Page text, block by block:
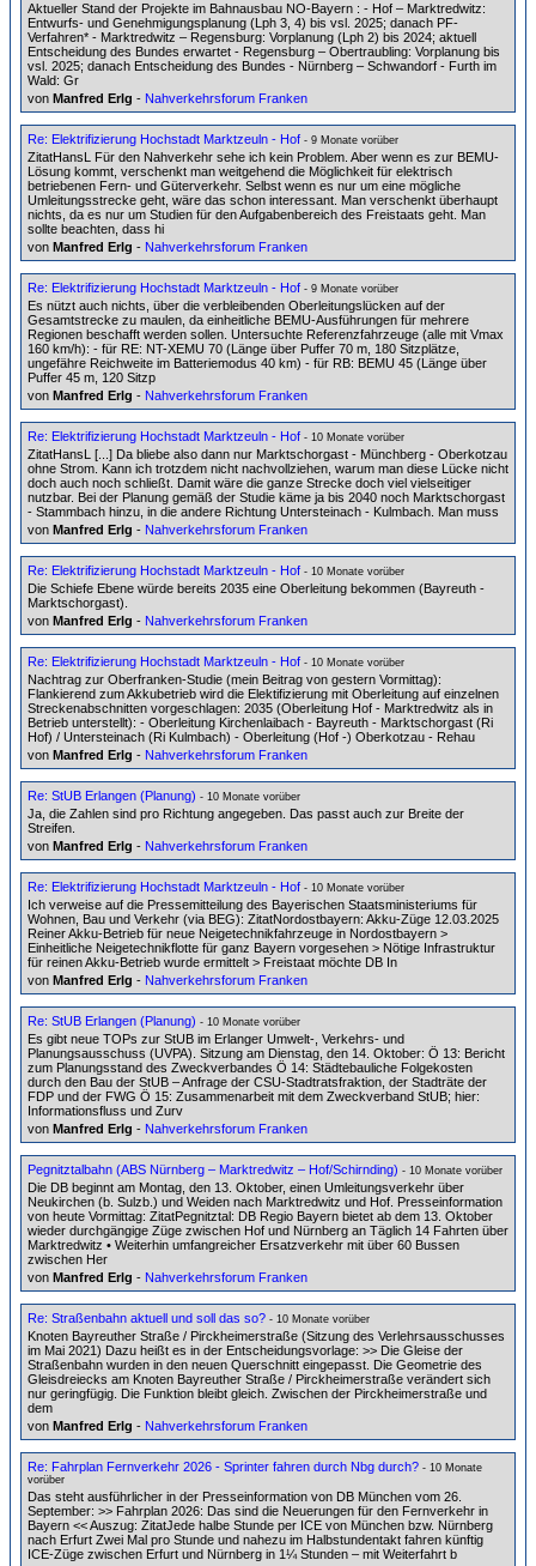
Aktueller Stand der Projekte im Bahnausbau NO-Bayern : - Hof – Marktredwitz:
Entwurfs- und Genehmigungsplanung (Lph 3, 4) bis vsl. 2025; danach PF-
Verfahren* - Marktredwitz – Regensburg: Vorplanung (Lph 2) bis 2024; aktuell
Entscheidung des Bundes erwartet - Regensburg – Obertraubling: Vorplanung bis
vsl. 2025; danach Entscheidung des Bundes - Nürnberg – Schwandorf - Furth im
Wald: Gr
von Manfred Erlg - Nahverkehrsforum Franken
Re: Elektrifizierung Hochstadt Marktzeuln - Hof - 9 Monate vorüber
ZitatHansL Für den Nahverkehr sehe ich kein Problem. Aber wenn es zur BEMU-
Lösung kommt, verschenkt man weitgehend die Möglichkeit für elektrisch
betriebenen Fern- und Güterverkehr. Selbst wenn es nur um eine mögliche
Umleitungsstrecke geht, wäre das schon interessant. Man verschenkt überhaupt
nichts, da es nur um Studien für den Aufgabenbereich des Freistaats geht. Man
sollte beachten, dass hi
von Manfred Erlg - Nahverkehrsforum Franken
Re: Elektrifizierung Hochstadt Marktzeuln - Hof - 9 Monate vorüber
Es nützt auch nichts, über die verbleibenden Oberleitungslücken auf der
Gesamtstrecke zu maulen, da einheitliche BEMU-Ausführungen für mehrere
Regionen beschafft werden sollen. Untersuchte Referenzfahrzeuge (alle mit Vmax
160 km/h): - für RE: NT-XEMU 70 (Länge über Puffer 70 m, 180 Sitzplätze,
ungefähre Reichweite im Batteriemodus 40 km) - für RB: BEMU 45 (Länge über
Puffer 45 m, 120 Sitzp
von Manfred Erlg - Nahverkehrsforum Franken
Re: Elektrifizierung Hochstadt Marktzeuln - Hof - 10 Monate vorüber
ZitatHansL [...] Da bliebe also dann nur Marktschorgast - Münchberg - Oberkotzau
ohne Strom. Kann ich trotzdem nicht nachvollziehen, warum man diese Lücke nicht
doch auch noch schließt. Damit wäre die ganze Strecke doch viel vielseitiger
nutzbar. Bei der Planung gemäß der Studie käme ja bis 2040 noch Marktschorgast
- Stammbach hinzu, in die andere Richtung Untersteinach - Kulmbach. Man muss
von Manfred Erlg - Nahverkehrsforum Franken
Re: Elektrifizierung Hochstadt Marktzeuln - Hof - 10 Monate vorüber
Die Schiefe Ebene würde bereits 2035 eine Oberleitung bekommen (Bayreuth -
Marktschorgast).
von Manfred Erlg - Nahverkehrsforum Franken
Re: Elektrifizierung Hochstadt Marktzeuln - Hof - 10 Monate vorüber
Nachtrag zur Oberfranken-Studie (mein Beitrag von gestern Vormittag):
Flankierend zum Akkubetrieb wird die Elektifizierung mit Oberleitung auf einzelnen
Streckenabschnitten vorgeschlagen: 2035 (Oberleitung Hof - Marktredwitz als in
Betrieb unterstellt): - Oberleitung Kirchenlaibach - Bayreuth - Marktschorgast (Ri
Hof) / Untersteinach (Ri Kulmbach) - Oberleitung (Hof -) Oberkotzau - Rehau
von Manfred Erlg - Nahverkehrsforum Franken
Re: StUB Erlangen (Planung) - 10 Monate vorüber
Ja, die Zahlen sind pro Richtung angegeben. Das passt auch zur Breite der
Streifen.
von Manfred Erlg - Nahverkehrsforum Franken
Re: Elektrifizierung Hochstadt Marktzeuln - Hof - 10 Monate vorüber
Ich verweise auf die Presse­mit­teilung des Bayerischen Staats­mi­nis­teriums für
Wohnen, Bau und Verkehr (via BEG): ZitatNordostbayern: Akku-Züge 12.03.2025
Reiner Akku-Betrieb für neue Neigetechnikfahrzeuge in Nordostbayern >
Einheitliche Neigetechnikflotte für ganz Bayern vorgesehen > Nötige Infrastruktur
für reinen Akku-Betrieb wurde ermittelt > Freistaat möchte DB In
von Manfred Erlg - Nahverkehrsforum Franken
Re: StUB Erlangen (Planung) - 10 Monate vorüber
Es gibt neue TOPs zur StUB im Erlanger Umwelt-, Verkehrs- und
Planungsausschuss (UVPA). Sitzung am Dienstag, den 14. Oktober: Ö 13: Bericht
zum Planungsstand des Zweckverbandes Ö 14: Städtebauliche Folgekosten
durch den Bau der StUB – Anfrage der CSU-Stadtratsfraktion, der Stadträte der
FDP und der FWG Ö 15: Zusammenarbeit mit dem Zweckverband StUB; hier:
Informationsfluss und Zurv
von Manfred Erlg - Nahverkehrsforum Franken
Pegnitztalbahn (ABS Nürnberg – Marktredwitz – Hof/Schirnding) - 10 Monate vorüber
Die DB beginnt am Montag, den 13. Oktober, einen Umleitungsverkehr über
Neukirchen (b. Sulzb.) und Weiden nach Marktredwitz und Hof. Presseinformation
von heute Vormittag: ZitatPegnitztal: DB Regio Bayern bietet ab dem 13. Oktober
wieder durchgängige Züge zwischen Hof und Nürnberg an Täglich 14 Fahrten über
Marktredwitz • Weiterhin umfangreicher Ersatzverkehr mit über 60 Bussen
zwischen Her
von Manfred Erlg - Nahverkehrsforum Franken
Re: Straßenbahn aktuell und soll das so? - 10 Monate vorüber
Knoten Bayreuther Straße / Pirckheimerstraße (Sitzung des Verlehrsausschusses
im Mai 2021) Dazu heißt es in der Entscheidungsvorlage: >> Die Gleise der
Straßenbahn wurden in den neuen Querschnitt eingepasst. Die Geometrie des
Gleisdreiecks am Knoten Bayreuther Straße / Pirckheimerstraße verändert sich
nur geringfügig. Die Funktion bleibt gleich. Zwischen der Pirckheimerstraße und
dem
von Manfred Erlg - Nahverkehrsforum Franken
Re: Fahrplan Fernverkehr 2026 - Sprinter fahren durch Nbg durch? - 10 Monate
vorüber
Das steht ausführlicher in der Presseinformation von DB München vom 26.
September: >> Fahrplan 2026: Das sind die Neuerungen für den Fernverkehr in
Bayern << Auszug: ZitatJede halbe Stunde per ICE von München bzw. Nürnberg
nach Erfurt Zwei Mal pro Stunde und nahezu im Halbstundentakt fahren künftig
ICE-Züge zwischen Erfurt und Nürnberg in 1¼ Stunden – mit Weiterfahrt b